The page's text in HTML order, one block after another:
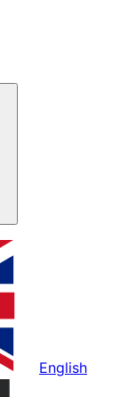
English